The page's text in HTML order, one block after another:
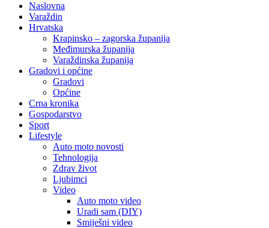
Naslovna
Varaždin
Hrvatska
Krapinsko – zagorska županija
Međimurska županija
Varaždinska županija
Gradovi i općine
Gradovi
Općine
Crna kronika
Gospodarstvo
Sport
Lifestyle
Auto moto novosti
Tehnologija
Zdrav život
Ljubimci
Video
Auto moto video
Uradi sam (DIY)
Smiješni video